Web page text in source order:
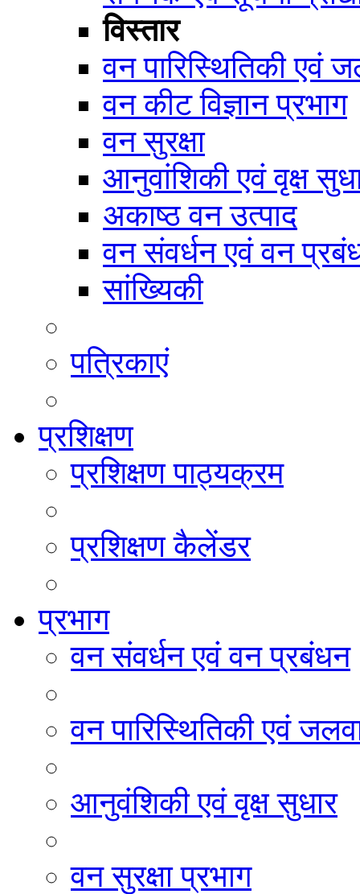
विस्तार
वन पारिस्थितिकी एवं
वन कीट विज्ञान प्रभाग
वन सुरक्षा
आनुवांशिकी एवं वृक्ष
अकाष्ठ वन उत्पाद
वन संवर्धन एवं वन
सांख्यिकी
पत्रिकाएं
प्रशिक्षण
प्रशिक्षण पाठ्यक्रम
प्रशिक्षण कैलेंडर
प्रभाग
वन संवर्धन एवं वन प्रबंधन
वन पारिस्थितिकी एवं
आनुवंशिकी एवं वृक्ष सुधार
वन सुरक्षा प्रभाग